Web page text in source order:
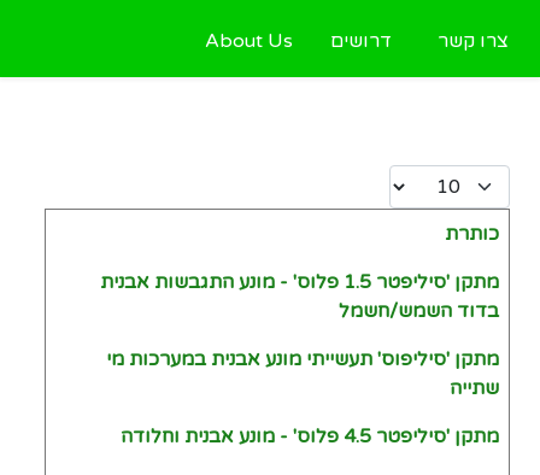
צרו קשר דרושים About Us
Display #
Articles
כותרת
מתקן 'סיליפטר 1.5 פלוס' - מונע התגבשות אבנית
בדוד השמש/חשמל
מתקן 'סיליפוס' תעשייתי מונע אבנית במערכות מי
שתייה
מתקן 'סיליפטר 4.5 פלוס' - מונע אבנית וחלודה